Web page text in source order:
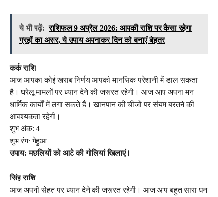
ये भी पढ़ें: राशिफल 9 अप्रैल 2026: आपकी राशि पर कैसा रहेगा
ग्रहों का असर, ये उपाय अपनाकर दिन को बनाएं बेहतर
कर्क राशि
आज आपका कोई खराब निर्णय आपको मानसिक परेशानी में डाल सकता
है। घरेलू मामलों पर ध्यान देने की जरूरत रहेगी। आज आप अपना मन
धार्मिक कार्यों में लगा सकते हैं। खानपान की चीजों पर संयम बरतने की
आवश्यकता रहेगी।
शुभ अंक: 4
शुभ रंग: गेहुआ
उपाय: मछलियों को आटे की गोलियां खिलाएं।
सिंह राशि
आज अपनी सेहत पर ध्यान देने की जरूरत रहेगी। आज आप बहुत सारा धन